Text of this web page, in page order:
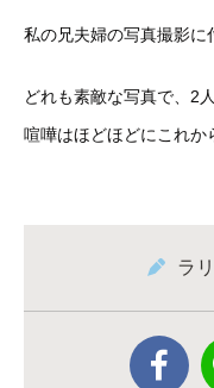
私の兄夫婦の写真撮影に
どれも素敵な写真で、2
喧嘩はほどほどにこれか
ラ